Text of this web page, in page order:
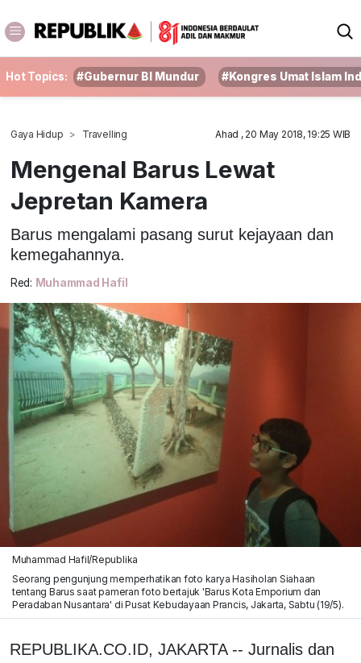
Hot Topics: #Gubernur BI Mundur #Kongres Umat Islam
Gaya Hidup Travelling Ahad , 20 May 2018, 19:25 WIB
Mengenal Barus Lewat
Jepretan Kamera
Barus mengalami pasang surut kejayaan dan
kemegahannya.
Red: Muhammad Hafil
Muhammad Hafil/Republika
Seorang pengunjung memperhatikan foto karya Hasiholan Siahaan
tentang Barus saat pameran foto bertajuk 'Barus Kota Emporium dan
Peradaban Nusantara' di Pusat Kebudayaan Prancis, Jakarta, Sabtu (19/5).
REPUBLIKA.CO.ID, JAKARTA -- Jurnalis dan